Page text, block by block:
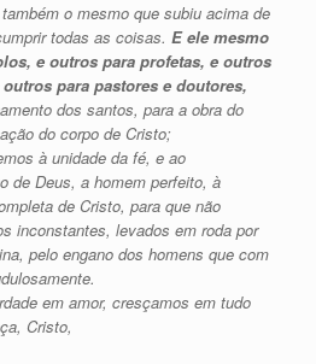
o mesmo que subiu acima de
todas as coisas. E ele mesmo
e outros para profetas, e outros
para pastores e doutores,
dos santos, para a obra do
do corpo de Cristo;
à unidade da fé, e ao
de Deus, a homem perfeito, à
de Cristo, para que não
inconstantes, levados em roda por
pelo engano dos homens que com
em amor, cresçamos em tudo
Cristo,